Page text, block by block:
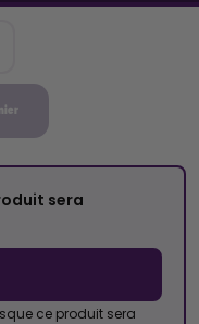
sera
ce produit sera
commande